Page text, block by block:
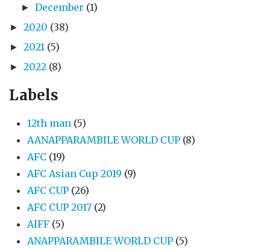
►December (1)
► 2020 (38)
► 2021 (5)
► 2022 (8)
Labels
12th man (5)
AANAPPARAMBILE WORLD CUP (8)
AFC (19)
AFC Asian Cup 2019 (9)
AFC CUP (26)
AFC CUP 2017 (2)
AIFF (5)
ANAPPARAMBILE WORLD CUP (5)